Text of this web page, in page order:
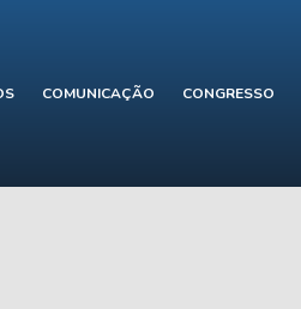
COMUNICAÇÃO CONGRESSO